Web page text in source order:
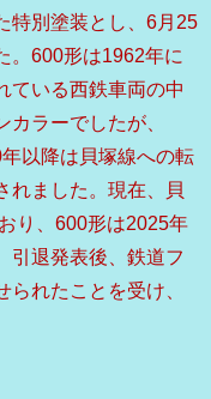
特別塗装とし、6月25
。600形は1962年に
ている西鉄車両の中
ラーでしたが、
以降は貝塚線への転
れました。現在、貝
り、600形は2025年
引退発表後、鉄道フ
られたことを受け、